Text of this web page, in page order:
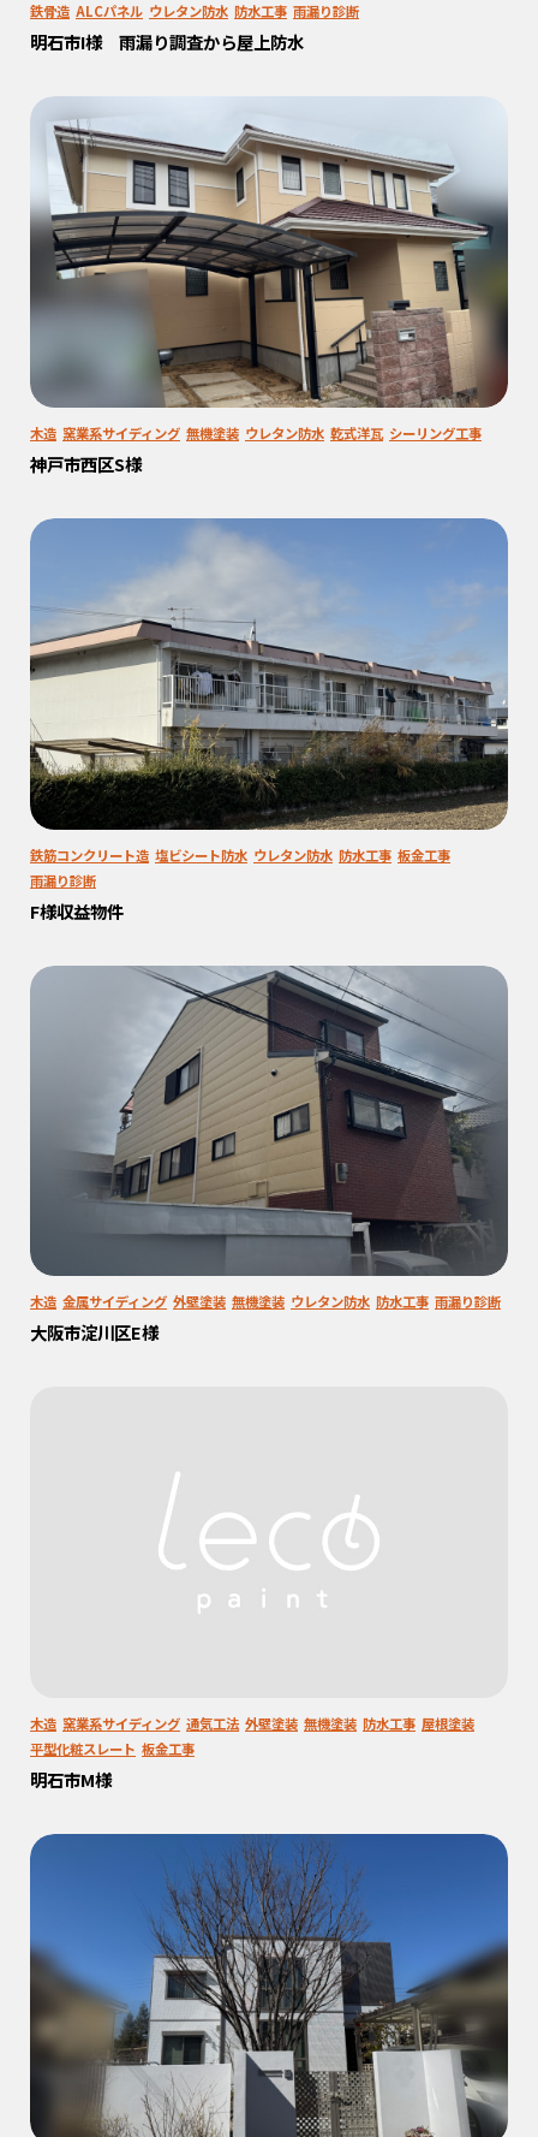
鉄骨造 ALCパネル ウレタン防水 防水工事 雨漏り診断
明石市I様 雨漏り調査から屋上防水
木造 窯業系サイディング 無機塗装 ウレタン防水 乾式洋瓦 シーリング工事
神戸市西区S様
鉄筋コンクリート造 塩ビシート防水 ウレタン防水 防水工事 板金工事
雨漏り診断
F様収益物件
木造 金属サイディング 外壁塗装 無機塗装 ウレタン防水 防水工事 雨漏り診断
大阪市淀川区E様
木造 窯業系サイディング 通気工法 外壁塗装 無機塗装 防水工事 屋根塗装
平型化粧スレート 板金工事
明石市M様